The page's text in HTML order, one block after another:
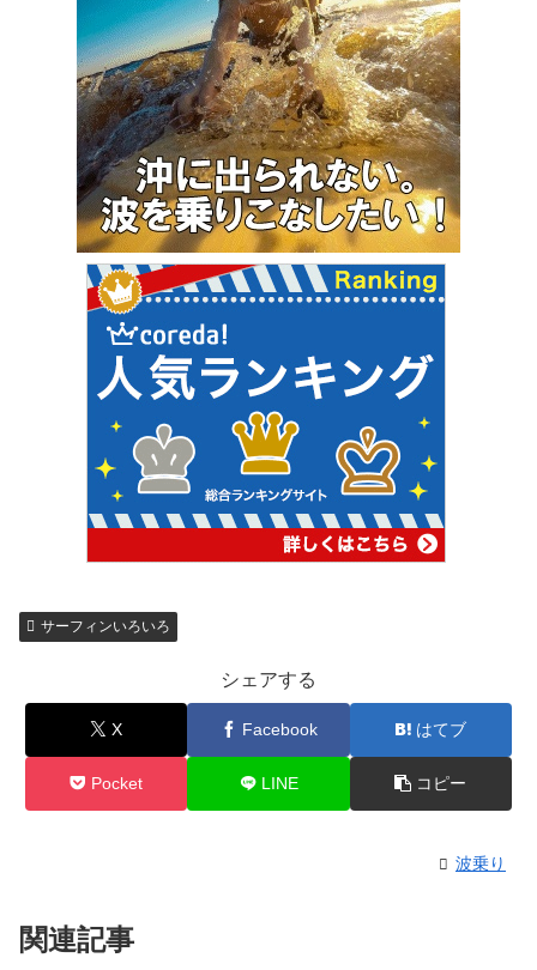
サーフィンいろいろ
シェアする
X Facebook はてブ
Pocket LINE コピー
波乗り
関連記事